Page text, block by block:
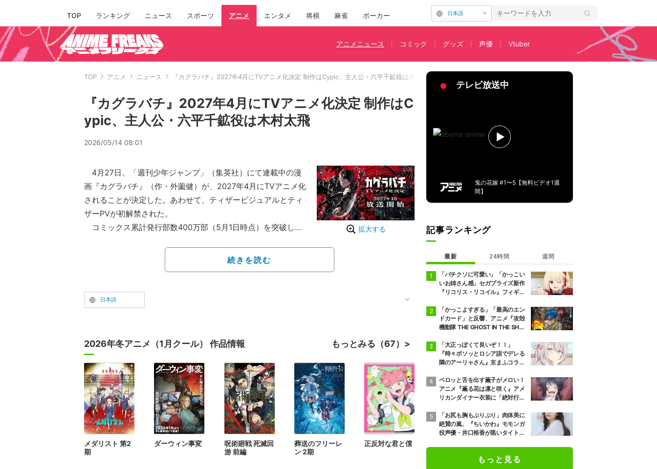
TOP ランキング ニュース スポーツ アニメ エンタメ 将棋 麻雀 ポーカー 日本語
アニメニュース コミック グッズ 声優 Vtuber
TOP アニメ ニュース 『カグラバチ』2027年4月にTVアニメ化決定 制作はCypic、主人公・六平千鉱役は木村太飛
『カグラバチ』2027年4月にTVアニメ化決定 制作はC
ypic、主人公・六平千鉱役は木村太飛
2026/05/14 08:01
拡大する
4月27日、「週刊少年ジャンプ」（集英社）にて連載中の漫
画『カグラバチ』（作・外薗健）が、2027年4月にTVアニメ化
されることが決定した。あわせて、ティザービジュアルとティ
ザーPVが初解禁された。
コミックス累計発行部数400万部（5月1日時点）を突破し、
が、謎の妖術師組織「毘灼（ひしゃく）」によって奪われた平
穏と、国家を揺るがす6本の「妖刀」を取り戻すため、父が遺
姿を描くネオジャパニーズ刀アクション。
続きを読む
日本語
2026年冬アニメ（1月クール） 作品情報 もっとみる（67）
メダリスト 第2
期
ダーウィン事変
呪術廻戦 死滅回
游 前編
葬送のフリーレ
ン 2期
正反対な君と僕
テレビ放送中
鬼の花嫁 #1〜5【無料ビデオ1週
間】
記事ランキング
最新 24時間 週間
「バチクソに可愛い」「かっこい
いお姉さん感」セガプライズ新作
『リコリス・リコイル』フィギュ
「かっこよすぎる」「最高のエン
ドカード」と反響、アニメ『攻殻
機動隊 THE GHOST IN THE SHEL
「大正っぽくて良いぞ！！」
『時々ボソッとロシア語でデレる
隣のアーリャさん』京まふコラボ
ペロッと舌を出す薫子がメロい！
アニメ『薫る花は凛と咲く』アメ
リカンダイナー衣装に「絶対行き
「お尻も胸もぷりぷり」肉体美に
絶賛の嵐、『ちいかわ』モモンガ
役声優・井口裕香が黒いタイトウ
もっと見る